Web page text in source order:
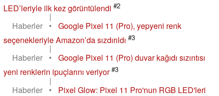
LED’leriyle ilk kez görüntülendi #2
|
Haberler
•
Google Pixel 11 (Pro), yepyeni renk
seçenekleriyle Amazon’da sızdırıldı #3
|
Haberler
•
Google Pixel 11 (Pro) duvar kağıdı sızıntısı
yeni renklerin ipuçlarını veriyor #3
|
Haberler
•
Pixel Glow: Pixel 11 Pro'nun RGB LED'leri